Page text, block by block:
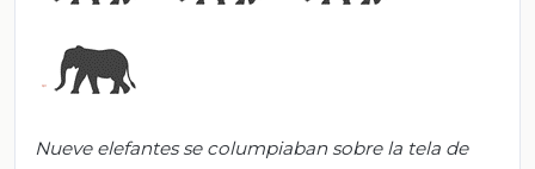
Nueve elefantes se columpiaban sobre la tela de